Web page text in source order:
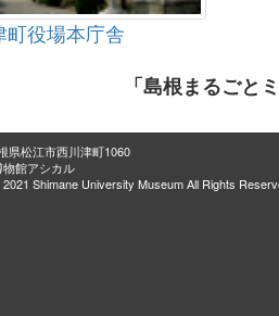
町役場本庁舎
「島根まるごと
県松江市西川津町1060
館アシカル
Shimane University Museum All Rights